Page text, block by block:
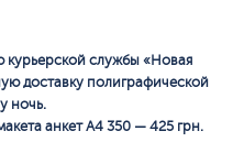
курьерской службы «Новая
доставку полиграфической
ночь.
анкет А4 350 — 425 грн.